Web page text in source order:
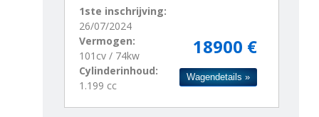
18900 €
1ste inschrijving:
26/07/2024
Vermogen:
101cv / 74kw
Cylinderinhoud:
1.199 cc
Wagendetails »